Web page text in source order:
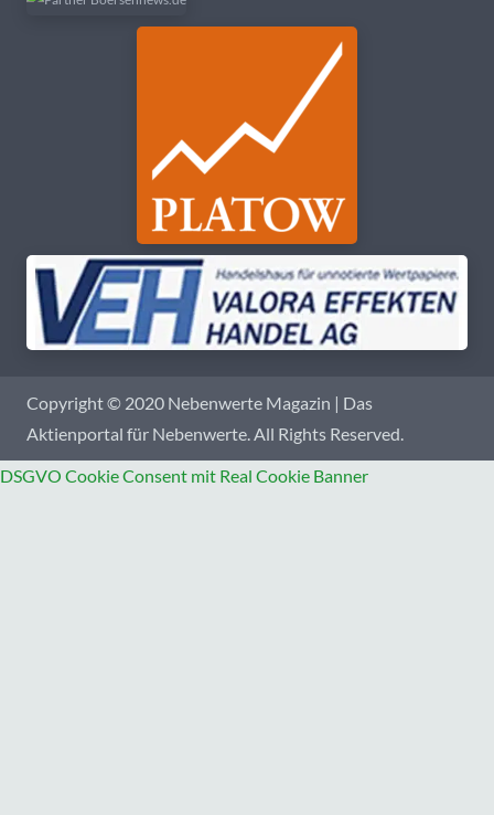
Copyright © 2020 Nebenwerte Magazin | Das
Aktienportal für Nebenwerte. All Rights Reserved.
DSGVO Cookie Consent mit Real Cookie Banner